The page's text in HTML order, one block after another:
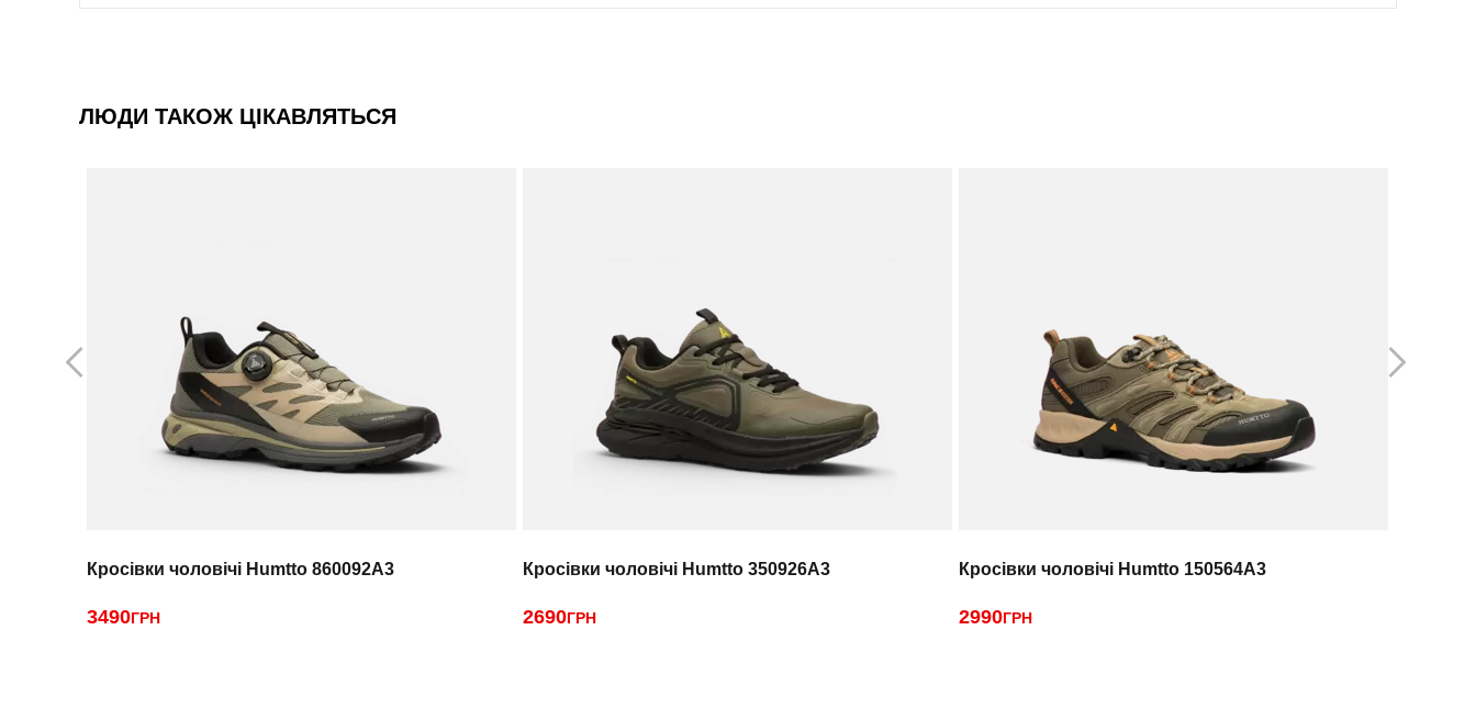
ЛЮДИ ТАКОЖ ЦІКАВЛЯТЬСЯ
Кросівки чоловічі Humtto 860092A3
3490ГРН
Кросівки чоловічі Humtto 350926A3
2690ГРН
Кросівки чоловічі Humtto 150564A3
2990ГРН